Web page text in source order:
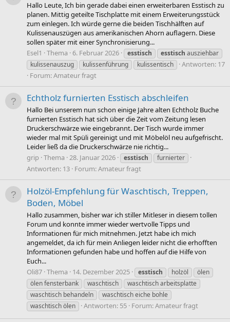
Hallo Leute, Ich bin gerade dabei einen erweiterbaren Esstisch zu
planen. Mittig geteilte Tischplatte mit einem Erweiterungsstück
zum einlegen. Ich würde gerne die beiden Tischhälften auf
Kulissenauszügen aus amerikanischen Ahorn auflagern. Diese
sollen später mit einer Synchronisierung...
Esel1
Thema 6. Februar 2026 esstisch esstisch ausziehbar
kulissenauszug
kulissenführung kulissentisch
Antworten: 17
Forum:Amateur fragt
Echtholz furnierten Esstisch abschleifen
Hallo Bei unserem nun schon einige Jahre alten Echtholz Buche
furnierten Esstisch hat sich über die Zeit vom Zeitung lesen
Druckerschwärze wie eingebrannt. Der Tisch wurde immer
wieder mal mit Spüli gereinigt und mit Möbelöl neu aufgefrischt.
Leider ließ da die Druckerschwärze nie richtig...
grip Thema 28. Januar 2026 esstisch furnierter
Antworten: 13 Forum:Amateur fragt
Holzöl-Empfehlung für Waschtisch, Treppen,
Boden, Möbel
Hallo zusammen, bisher war ich stiller Mitleser in diesem tollen
Forum und konnte immer wieder wertvolle Tipps und
Informationen für mich mitnehmen. Jetzt habe ich mich
angemeldet, da ich für mein Anliegen leider nicht die erhofften
Informationen gefunden habe und hoffen auf die Hilfe von
Euch...
Oli87 Thema 14. Dezember 2025 esstisch holzöl
ölen
ölen fensterbank
waschtisch
waschtisch arbeitsplatte
waschtisch behandeln
waschtisch eiche bohle
waschtisch ölen
Antworten: 55 Forum:Amateur fragt